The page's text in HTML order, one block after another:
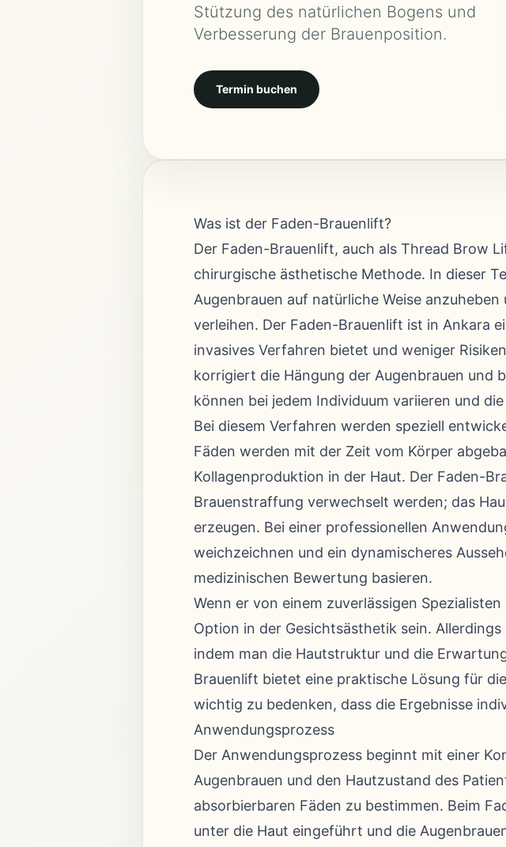
Stützung des natürlichen Bogens und
Verbesserung der Brauenposition.
Termin buchen
Was ist der Faden-Brauenlift?
Der Faden-Brauenlift, auch als Thread Brow
chirurgische ästhetische Methode. In dieser
Augenbrauen auf natürliche Weise
verleihen. Der Faden-Brauenlift ist in Ankara
invasives Verfahren bietet und weniger
korrigiert die Hängung der Augenbrauen und
können bei jedem Individuum variieren und
Bei diesem Verfahren werden speziell
Fäden werden mit der Zeit vom Körper
Kollagenproduktion in der Haut. Der Faden-
Brauenstraffung verwechselt werden; das
erzeugen. Bei einer professionellen
weichzeichnen und ein dynamischeres
medizinischen Bewertung basieren.
Wenn er von einem zuverlässigen
Option in der Gesichtsästhetik sein.
indem man die Hautstruktur und die
Brauenlift bietet eine praktische Lösung für
wichtig zu bedenken, dass die Ergebnisse
Anwendungsprozess
Der Anwendungsprozess beginnt mit einer
Augenbrauen und den Hautzustand des
absorbierbaren Fäden zu bestimmen. Beim
unter die Haut eingeführt und die